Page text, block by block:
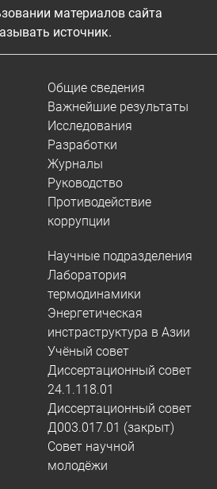
материалов сайта
источник.
Общие сведения
Важнейшие результаты
Исследования
Разработки
Журналы
Руководство
Противодействие
коррупции
Научные подразделения
Лаборатория
термодинамики
Энергетическая
инстраструктура в Азии
Учёный совет
Диссертационный совет
24.1.118.01
Диссертационный совет
Д003.017.01 (закрыт)
Совет научной
молодёжи